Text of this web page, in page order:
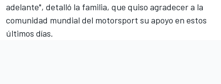
adelante", detalló la familia, que quiso agradecer a la
comunidad mundial del motorsport su apoyo en estos
últimos días.